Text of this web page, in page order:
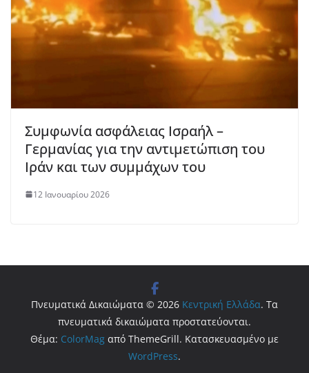
Συμφωνία ασφάλειας Ισραήλ –
Γερμανίας για την αντιμετώπιση του
Ιράν και των συμμάχων του
12 Ιανουαρίου 2026
Πνευματικά Δικαιώματα © 2026 Κεντρική Ελλάδα. Τα
πνευματικά δικαιώματα προστατεύονται.
Θέμα: ColorMag από ThemeGrill. Κατασκευασμένο με
WordPress.